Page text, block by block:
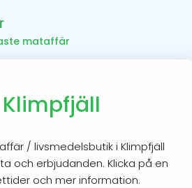
mataffär
/ livsmedelsbutik i Klimpfjäll
och erbjudanden. Klicka på en
och mer information.